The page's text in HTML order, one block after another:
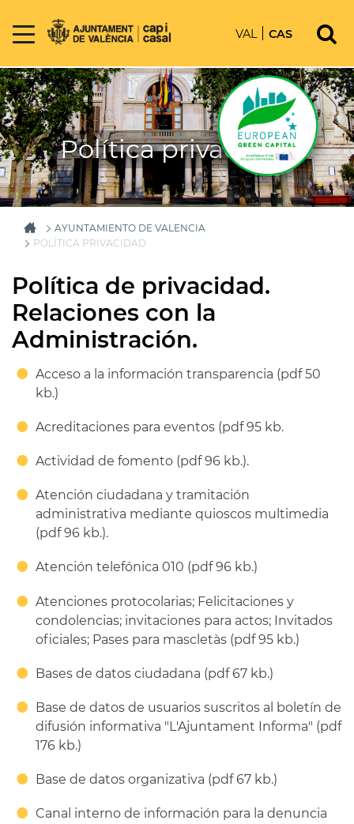
VAL CAS
Política privacidad
AYUNTAMIENTO DE VALENCIA
POLÍTICA PRIVACIDAD
Política de privacidad.
Relaciones con la
Administración.
Acceso a la información transparencia (pdf 50
kb.)
Acreditaciones para eventos (pdf 95 kb.
Actividad de fomento (pdf 96 kb.).
Atención ciudadana y tramitación
administrativa mediante quioscos multimedia
(pdf 96 kb.).
Atención telefónica 010 (pdf 96 kb.)
Atenciones protocolarias; Felicitaciones y
condolencias; invitaciones para actos; Invitados
oficiales; Pases para mascletàs (pdf 95 kb.)
Bases de datos ciudadana (pdf 67 kb.)
Base de datos de usuarios suscritos al boletín de
difusión informativa "L'Ajuntament Informa" (pdf
176 kb.)
Base de datos organizativa (pdf 67 kb.)
Canal interno de información para la denuncia